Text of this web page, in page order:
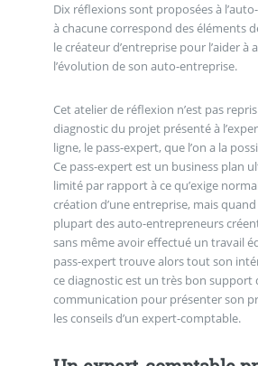
Dix réflexions sont proposées à
à chacune correspond des éléments
le créateur d’entreprise pour l’aider à
l’évolution de son auto-entreprise.
Cet atelier de réflexion n’est pas
diagnostic du projet présenté à
ligne, le pass-expert, que l’on a la
Ce pass-expert est un business plan
limité par rapport à ce qu’exige
création d’une entreprise, mais
plupart des auto-entrepreneurs
sans même avoir effectué un travail
pass-expert trouve alors tout son
ce diagnostic est un très bon support
communication pour présenter son
les conseils d’un expert-comptable.